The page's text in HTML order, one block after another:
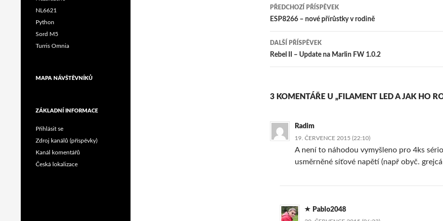
Navigace
pro
příspěvky
PŘEDCHOZÍ PŘÍSPĚVEK
ESP8266 – nové přírůstky v rodině
DALŠÍ PŘÍSPĚVEK
Rebel II – Update na Marlin FW 1.0.2
3 KOMENTÁŘE U „FILAMENT LED A JAK HO
Radim
19. ČERVENCE 2015 (22:10)
A není to náhodou vymyšleno pro 4ks
usměrněné síťové napětí (např obyč.
Pablo2048
NL6621
Python
Sord M5
Turris Omnia
MAPA NÁVŠTĚVNÍKŮ
ZÁKLADNÍ INFORMACE
Přihlásit se
Zdroj kanálů (příspěvky)
Kanál komentářů
Česká lokalizace